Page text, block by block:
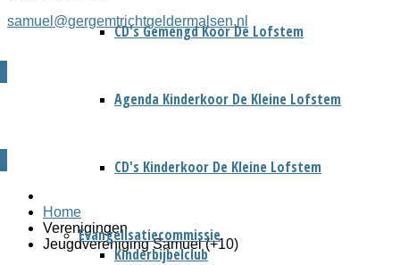
CD's Gemengd Koor De Lofstem
Agenda Kinderkoor De Kleine Lofstem
CD's Kinderkoor De Kleine Lofstem
Evangelisatiecommissie
Kinderbijbelclub
samuel@gergemtrichtgeldermalsen.nl
Home
Verenigingen
Jeugdvereniging Samuël (+10)